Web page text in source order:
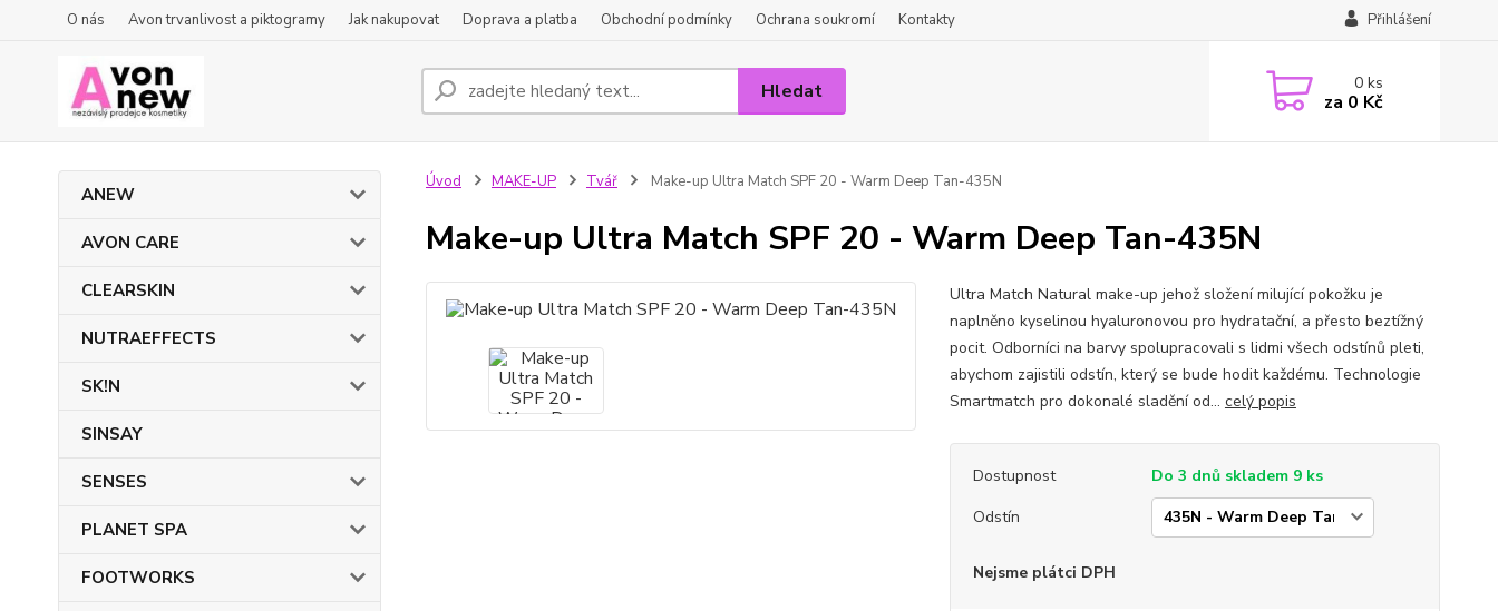
O nás Avon trvanlivost a piktogramy Jak nakupovat Doprava a platba Obchodní podmínky Ochrana soukromí Kontakty Přihlášení
Hledat 0ks
za 0 Kč
ANEW
AVON CARE
CLEARSKIN
NUTRAEFFECTS
SK!N
SINSAY
SENSES
PLANET SPA
FOOTWORKS
Úvod MAKE-UP Tvář Make-up Ultra Match SPF 20 - Warm Deep Tan-435N
Make-up Ultra Match SPF 20 - Warm Deep Tan-435N
Ultra Match Natural make-up jehož složení milující pokožku je
naplněno kyselinou hyaluronovou pro hydratační, a přesto beztížný
pocit. Odborníci na barvy spolupracovali s lidmi všech odstínů pleti,
abychom zajistili odstín, který se bude hodit každému. Technologie
Smartmatch pro dokonalé sladění od... celý popis
Dostupnost
Do 3 dnů skladem 9 ks
Odstín
Nejsme plátci DPH